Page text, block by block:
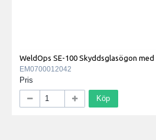
WeldOps SE-100 Skyddsglasögon
EM0700012042
Pris
Köp